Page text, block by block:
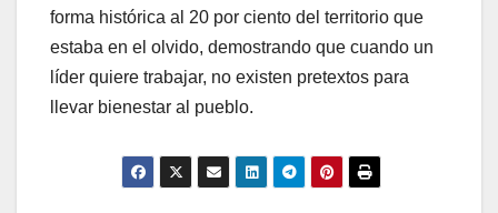
forma histórica al 20 por ciento del territorio que
estaba en el olvido, demostrando que cuando un
líder quiere trabajar, no existen pretextos para
llevar bienestar al pueblo.